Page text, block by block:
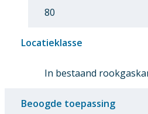
80
Locatieklasse
In bestaand
Beoogde toepassing